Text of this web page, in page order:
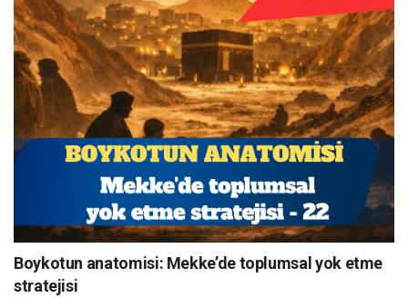
Boykotun anatomisi: Mekke’de toplumsal yok etme
stratejisi